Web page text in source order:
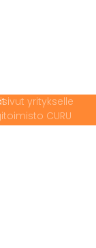
yritykselle
CURU